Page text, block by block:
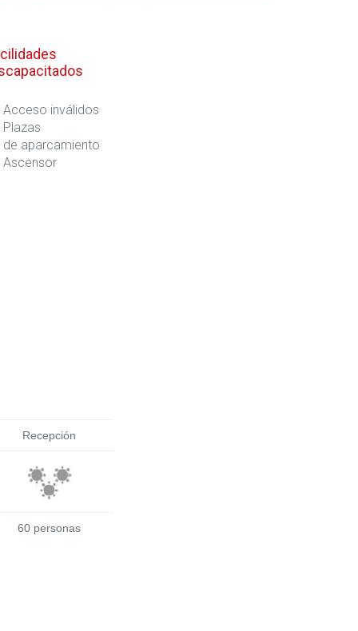
Acceso inválidos
Plazas
de aparcamiento
Ascensor
Recepción
60 personas